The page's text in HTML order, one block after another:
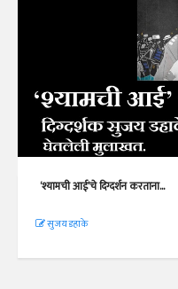
‘श्यामची आई’चे दिग्दर्शन करताना...
सुजय डहाके